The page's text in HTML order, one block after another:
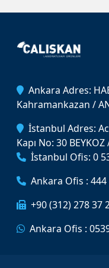
Ankara Adres:
Kahramankazan /
İstanbul Adres:
Kapı No: 30
İstanbul Ofis: 0
Ankara Ofis : 444
+90 (312) 278 37
Ankara Ofis :